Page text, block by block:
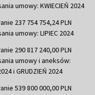
umowy: KWIECIEŃ 2024
237 754 754,24 PLN
umowy: LIPIEC 2024
290 817 240,00 PLN
umowy i aneksów:
i GRUDZIEŃ 2024
539 800 000,00 PLN